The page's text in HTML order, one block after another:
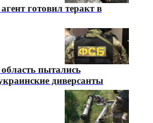
готовил теракт в
пытались
диверсанты